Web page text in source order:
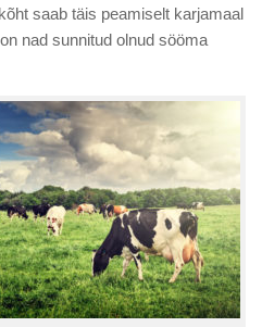
saab täis peamiselt karjamaal
nad sunnitud olnud sööma